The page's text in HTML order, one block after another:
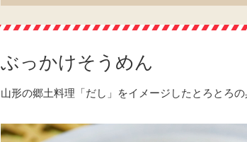
ぶっかけそうめん
山形の郷土料理「だし」をイメージしたとろとろ